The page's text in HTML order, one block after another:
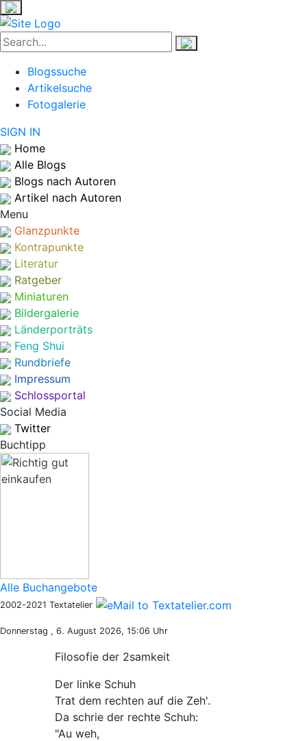
Blogssuche
Artikelsuche
Fotogalerie
SIGN IN
Home
Alle Blogs
Blogs nach Autoren
Artikel nach Autoren
Menu
Glanzpunkte
Kontrapunkte
Literatur
Ratgeber
Miniaturen
Bildergalerie
Länderporträts
Feng Shui
Rundbriefe
Impressum
Schlossportal
Social Media
Twitter
Buchtipp
Alle Buchangebote
2002-2021 Textatelier
Donnerstag , 6. August 2026, 15:06 Uhr
Filosofie der 2samkeit
Der linke Schuh
Trat dem rechten auf die Zeh'.
Da schrie der rechte Schuh:
"Au weh,